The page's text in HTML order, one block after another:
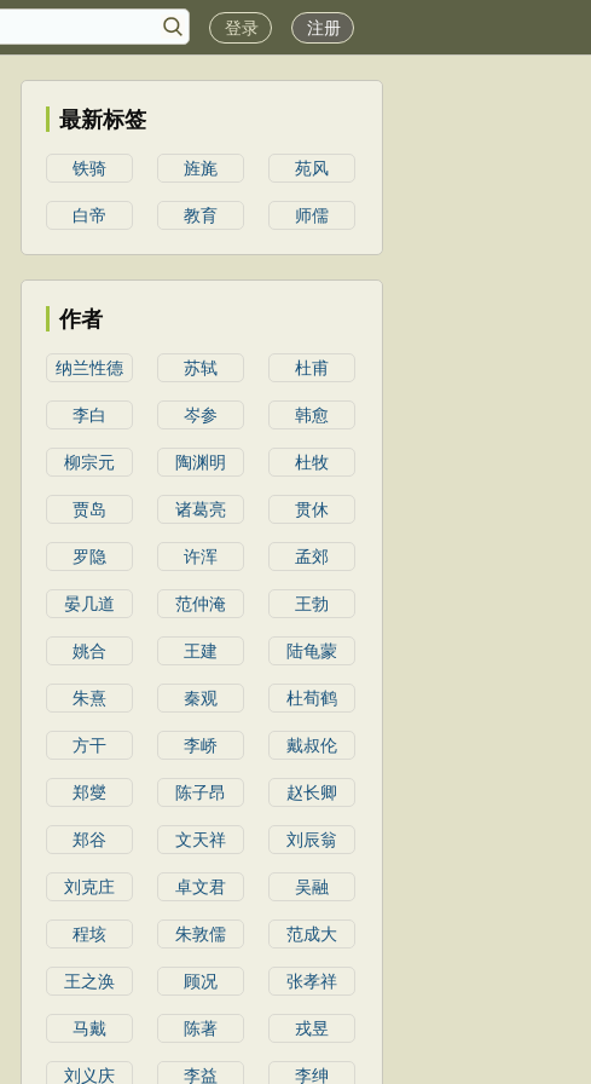
登录 注册
最新标签
铁骑 旌旄 苑风
白帝 教育 师儒
作者
纳兰性德 苏轼 杜甫
李白 岑参 韩愈
柳宗元 陶渊明 杜牧
贾岛 诸葛亮 贯休
罗隐 许浑 孟郊
晏几道 范仲淹 王勃
姚合 王建 陆龟蒙
朱熹 秦观 杜荀鹤
方干 李峤 戴叔伦
郑燮 陈子昂 赵长卿
郑谷 文天祥 刘辰翁
刘克庄 卓文君 吴融
程垓 朱敦儒 范成大
王之涣 顾况 张孝祥
马戴 陈著 戎昱
刘义庆 李益 李绅